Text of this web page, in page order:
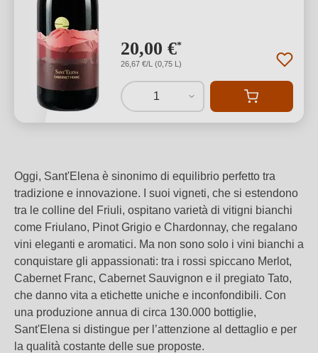
20,00 €*
26,67 €/L (0,75 L)
1
Oggi, Sant'Elena è sinonimo di equilibrio perfetto tra
tradizione e innovazione. I suoi vigneti, che si estendono
tra le colline del Friuli, ospitano varietà di vitigni bianchi
come Friulano, Pinot Grigio e Chardonnay, che regalano
vini eleganti e aromatici. Ma non sono solo i vini bianchi a
conquistare gli appassionati: tra i rossi spiccano Merlot,
Cabernet Franc, Cabernet Sauvignon e il pregiato Tato,
che danno vita a etichette uniche e inconfondibili. Con
una produzione annua di circa 130.000 bottiglie,
Sant'Elena si distingue per l’attenzione al dettaglio e per
la qualità costante delle sue proposte.